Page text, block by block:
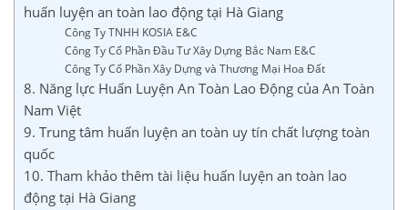
huấn luyện an toàn lao động tại Hà Giang
Công Ty TNHH KOSIA E&C
Công Ty Cổ Phần Đầu Tư Xây Dựng Bắc Nam E&C
Công Ty Cổ Phần Xây Dựng và Thương Mại Hoa Đất
8. Năng lực Huấn Luyện An Toàn Lao Động của An Toàn
Nam Việt
9. Trung tâm huấn luyện an toàn uy tín chất lượng toàn
quốc
10. Tham khảo thêm tài liệu huấn luyện an toàn lao
động tại Hà Giang